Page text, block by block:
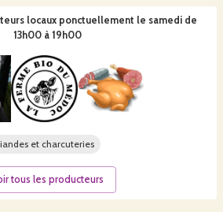
locaux ponctuellement le samedi de
13h00 à 19h00
et charcuteries
tous les producteurs